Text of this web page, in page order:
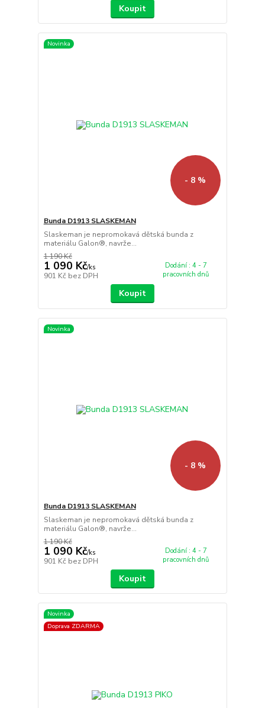
Koupit
Novinka
- 8 %
Bunda D1913 SLASKEMAN
Slaskeman je nepromokavá dětská bunda z
materiálu Galon®, navrže...
1 190 Kč
1 090 Kč/ks
901 Kč bez DPH
Dodání : 4 - 7
pracovních dnů
Koupit
Novinka
- 8 %
Bunda D1913 SLASKEMAN
Slaskeman je nepromokavá dětská bunda z
materiálu Galon®, navrže...
1 190 Kč
1 090 Kč/ks
901 Kč bez DPH
Dodání : 4 - 7
pracovních dnů
Koupit
Novinka
Doprava ZDARMA